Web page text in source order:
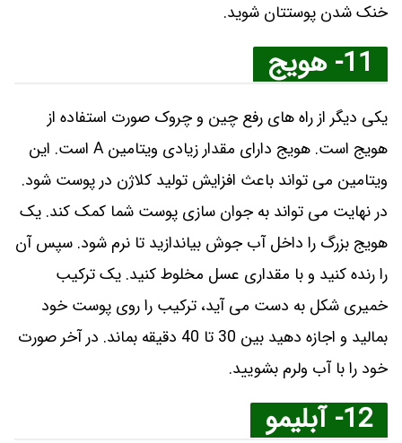
خنک شدن پوستتان شوید.
11- هویج
یکی دیگر از راه های رفع چین و چروک صورت استفاده از
هویج است. هویج دارای مقدار زیادی ویتامین A است. این
ویتامین می تواند باعث افزایش تولید کلاژن در پوست شود.
در نهایت می تواند به جوان سازی پوست شما کمک کند. یک
هویج بزرگ را داخل آب جوش بیاندازید تا نرم شود. سپس آن
را رنده کنید و با مقداری عسل مخلوط کنید. یک ترکیب
خمیری شکل به دست می آید، ترکیب را روی پوست خود
بمالید و اجازه دهید بین 30 تا 40 دقیقه بماند. در آخر صورت
خود را با آب ولرم بشویید.
12- آبلیمو